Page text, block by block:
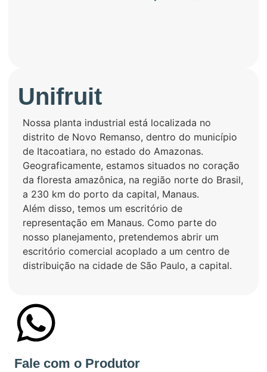
Unifruit
Nossa planta industrial está localizada no
distrito de Novo Remanso, dentro do município
de Itacoatiara, no estado do Amazonas.
Geograficamente, estamos situados no coração
da floresta amazônica, na região norte do Brasil,
a 230 km do porto da capital, Manaus.
Além disso, temos um escritório de
representação em Manaus. Como parte do
nosso planejamento, pretendemos abrir um
escritório comercial acoplado a um centro de
distribuição na cidade de São Paulo, a capital.
Fale com o Produtor